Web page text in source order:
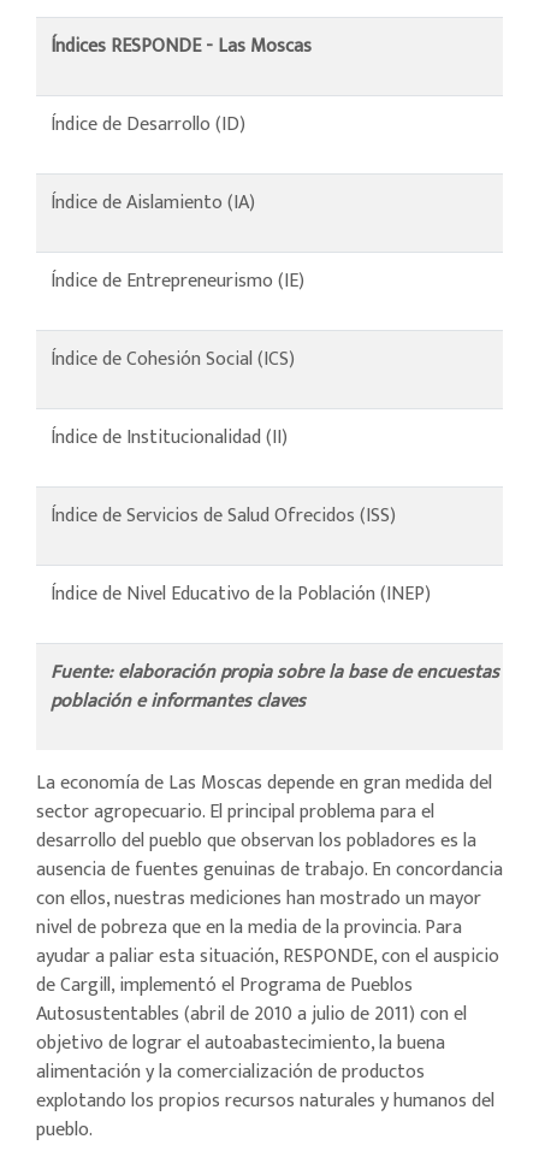
Índices RESPONDE - Las Moscas
Índice de Desarrollo (ID)
Índice de Aislamiento (IA)
Índice de Entrepreneurismo (IE)
Índice de Cohesión Social (ICS)
Índice de Institucionalidad (II)
Índice de Servicios de Salud Ofrecidos (ISS)
Índice de Nivel Educativo de la Población (INEP)
Fuente: elaboración propia sobre la base de encuestas -
población e informantes claves
La economía de Las Moscas depende en gran medida del
sector agropecuario. El principal problema para el
desarrollo del pueblo que observan los pobladores es la
ausencia de fuentes genuinas de trabajo. En concordancia
con ellos, nuestras mediciones han mostrado un mayor
nivel de pobreza que en la media de la provincia. Para
ayudar a paliar esta situación, RESPONDE, con el auspicio
de Cargill, implementó el Programa de Pueblos
Autosustentables (abril de 2010 a julio de 2011) con el
objetivo de lograr el autoabastecimiento, la buena
alimentación y la comercialización de productos
explotando los propios recursos naturales y humanos del
pueblo.